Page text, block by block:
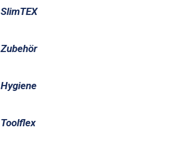
SlimTEX
Zubehör
Hygiene
Toolflex